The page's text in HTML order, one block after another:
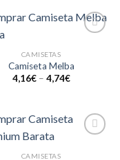
CAMISETAS
Camiseta Melba
4,16€– 4,74€
CAMISETAS